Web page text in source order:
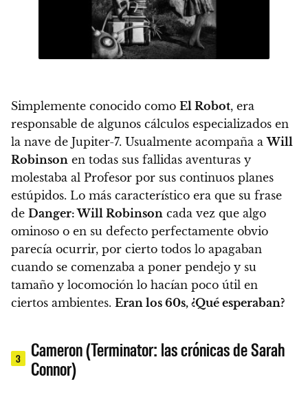
Simplemente conocido como El Robot, era
responsable de algunos cálculos especializados en
la nave de Jupiter-7. Usualmente acompaña aWill
Robinson en todas sus fallidas aventuras y
molestaba al Profesor por sus continuos planes
estúpidos. Lo más característico era que su frase
de Danger: Will Robinson cada vez que algo
ominoso o en su defecto perfectamente obvio
parecía ocurrir, por cierto todos lo apagaban
cuando se comenzaba a poner pendejo y su
tamaño y locomoción lo hacían poco útil en
ciertos ambientes. Eran los 60s, ¿Qué esperaban?
3
Cameron (Terminator: las crónicas de Sarah
Connor)